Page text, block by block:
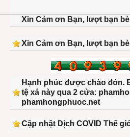
Xin Cảm ơn Bạn, lượt bạn
Xin Cảm ơn Bạn, lượt bạn
Hạnh phúc được chào đón.
tệ xá này qua 2 cửa:
phamhongphuoc.net
Cập nhật Dịch COVID Thế